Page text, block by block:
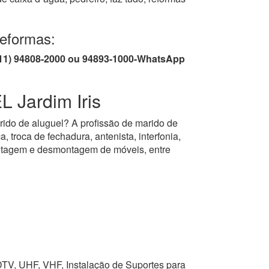
94808-2000 ou 94893-1000-WhatsApp
Jardim Iris
de aluguel? A profissão de marido de
troca de fechadura, antenista, interfonia,
e desmontagem de móveis, entre
UHF, VHF, Instalação de Suportes para